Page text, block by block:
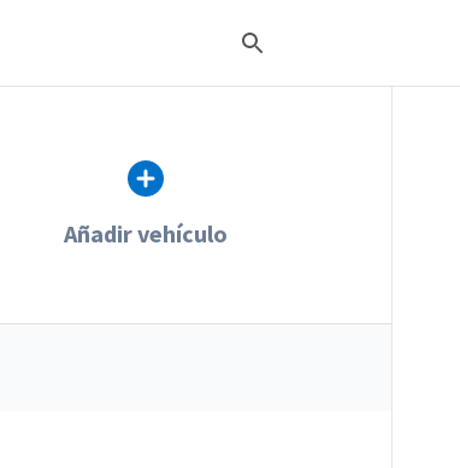
Añadir vehículo